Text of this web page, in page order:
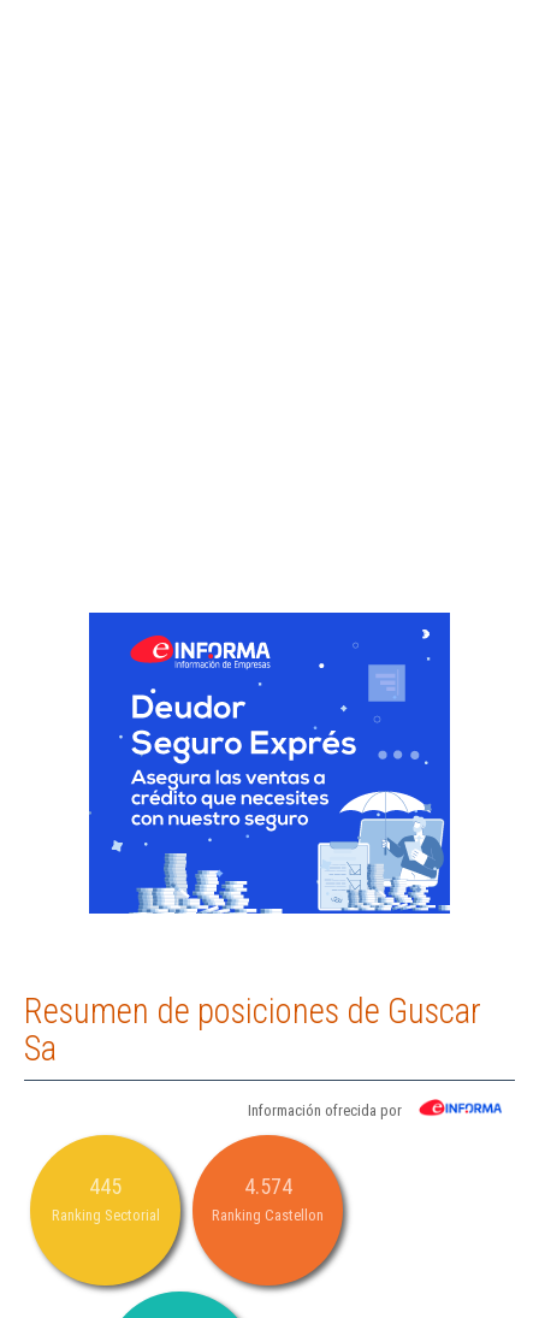
Resumen de posiciones de Guscar
Sa
Información ofrecida por
445
Ranking Sectorial
4.574
Ranking Castellon